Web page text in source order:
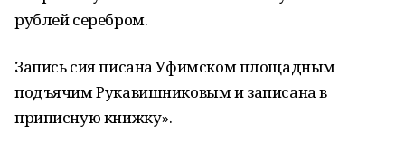
рублей серебром.
Запись сия писана Уфимском площадным
подъячим Рукавишниковым и записана в
приписную книжку».